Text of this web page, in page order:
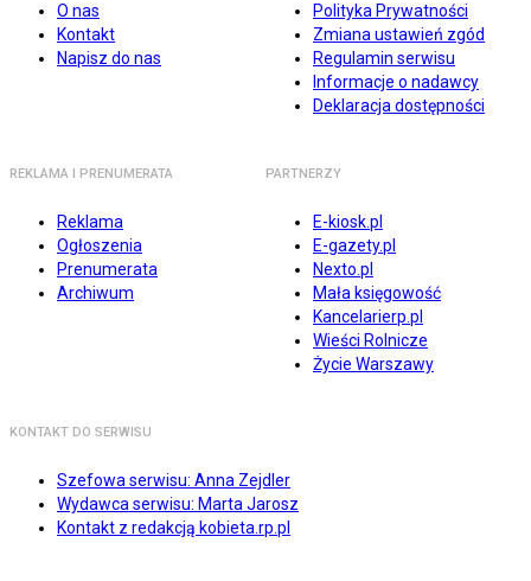
O nas
Kontakt
Napisz do nas
Polityka Prywatności
Zmiana ustawień zgód
Regulamin serwisu
Informacje o nadawcy
Deklaracja dostępności
REKLAMA I PRENUMERATA
Reklama
Ogłoszenia
Prenumerata
Archiwum
PARTNERZY
E-kiosk.pl
E-gazety.pl
Nexto.pl
Mała księgowość
Kancelarierp.pl
Wieści Rolnicze
Życie Warszawy
KONTAKT DO SERWISU
Szefowa serwisu: Anna Zejdler
Wydawca serwisu: Marta Jarosz
Kontakt z redakcją kobieta.rp.pl